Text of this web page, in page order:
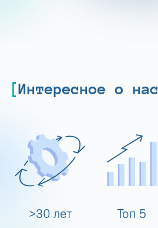
Интересное о нас
>30 лет Топ 5